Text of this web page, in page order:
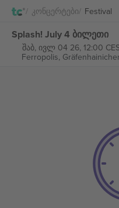
Კონცერტები Festival
Splash! July 4 ბილეთი
შაბ, ივლ 04 26, 12:00
Ferropolis,